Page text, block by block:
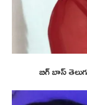
బిగ్ బాస్